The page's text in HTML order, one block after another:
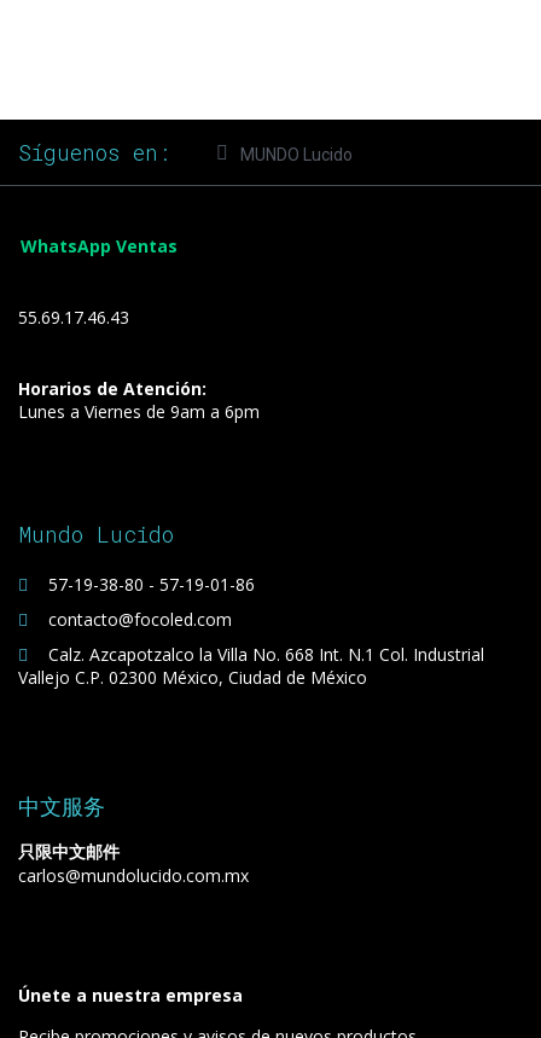
Síguenos en: MUNDO Lucido
WhatsApp Ventas
55.69.17.46.43
Horarios de Atención:
Lunes a Viernes de 9am a 6pm
Mundo Lucido
57-19-38-80 - 57-19-01-86
contacto@focoled.com
Calz. Azcapotzalco la Villa No. 668 Int. N.1 Col. Industrial
Vallejo C.P. 02300 México, Ciudad de México
中文服务
只限中文邮件
carlos@mundolucido.com.mx
Únete a nuestra empresa